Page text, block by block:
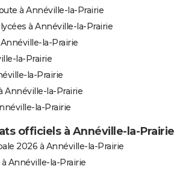
à Annéville-la-Prairie
à Annéville-la-Prairie
la-Prairie
la-Prairie
la-Prairie
Annéville-la-Prairie
la-Prairie
officiels à Annéville-la-Prairie
2026 à Annéville-la-Prairie
Annéville-la-Prairie